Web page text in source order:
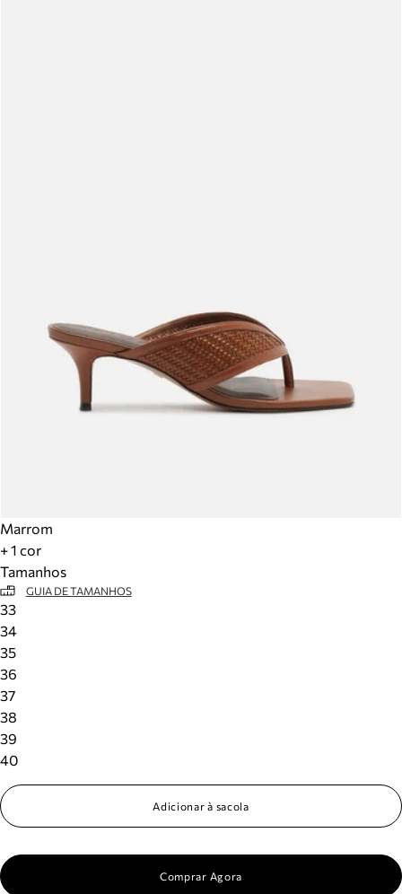
Marrom
+ 1 cor
Tamanhos
GUIA DE TAMANHOS
33
34
35
36
37
38
39
40
Adicionar à sacola
Comprar Agora